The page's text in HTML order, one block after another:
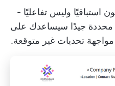
استباقيًا وليس تفاعليًا -
محددة جيدًا سيساعدك على
تحديات غير متوقعة.